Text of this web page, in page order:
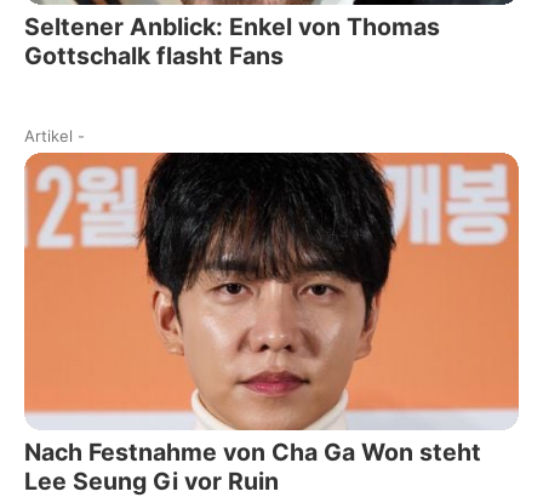
Seltener Anblick: Enkel von Thomas
Gottschalk flasht Fans
Artikel -
Nach Festnahme von Cha Ga Won steht
Lee Seung Gi vor Ruin